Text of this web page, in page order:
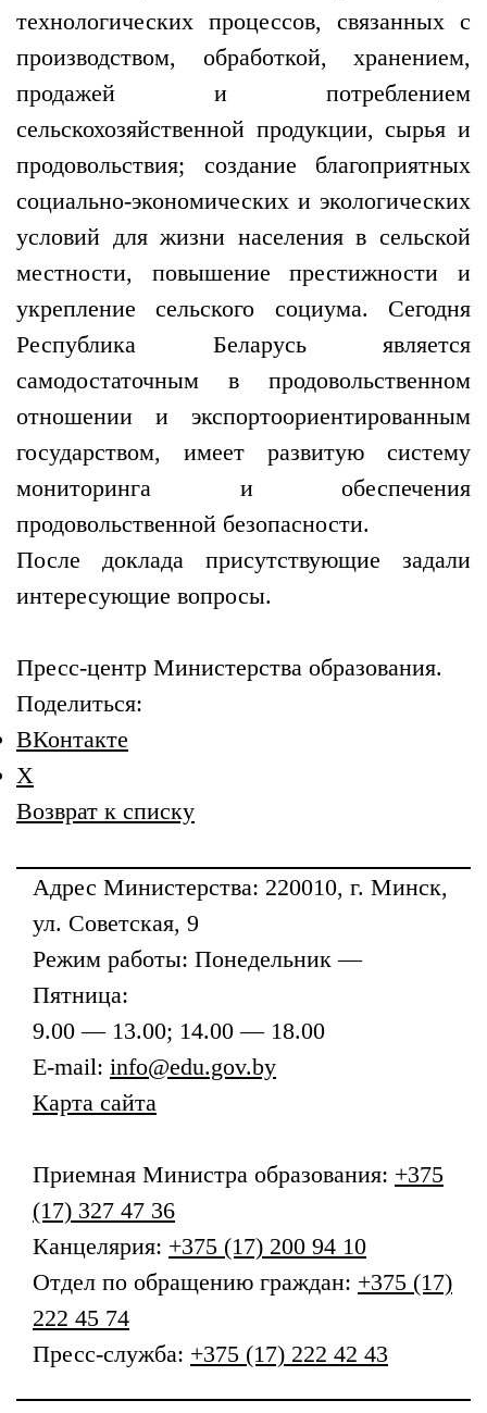
технологических процессов, связанных с
производством, обработкой, хранением,
продажей и потреблением
сельскохозяйственной продукции, сырья и
продовольствия; создание благоприятных
социально-экономических и экологических
условий для жизни населения в сельской
местности, повышение престижности и
укрепление сельского социума. Сегодня
Республика Беларусь является
самодостаточным в продовольственном
отношении и экспортоориентированным
государством, имеет развитую систему
мониторинга и обеспечения
продовольственной безопасности.
После доклада присутствующие задали
интересующие вопросы.
Пресс-центр Министерства образования.
Поделиться:
ВКонтакте
X
Возврат к списку
Адрес Министерства: 220010, г. Минск,
ул. Советская, 9
Режим работы: Понедельник —
Пятница:
9.00 — 13.00; 14.00 — 18.00
E-mail: info@edu.gov.by
Карта сайта
Приемная Министра образования: +375
(17) 327 47 36
Канцелярия: +375 (17) 200 94 10
Отдел по обращению граждан: +375 (17)
222 45 74
Пресс-служба: +375 (17) 222 42 43